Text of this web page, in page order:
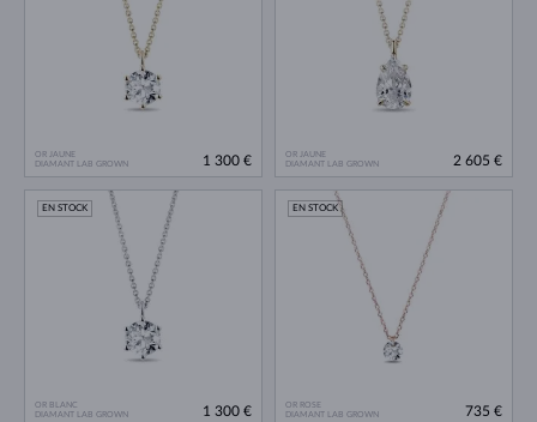
OR JAUNE
DIAMANT LAB GROWN
1 300 €
OR JAUNE
DIAMANT LAB GROWN
2 605 €
OR BLANC
DIAMANT LAB GROWN
EN STOCK
1 300 €
OR ROSE
DIAMANT LAB GROWN
EN STOCK
735 €